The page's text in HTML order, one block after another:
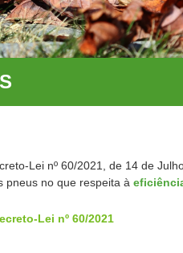
Lei nº 60/2021, de 14 de
pneus no que respeita à
Lei nº 60/2021